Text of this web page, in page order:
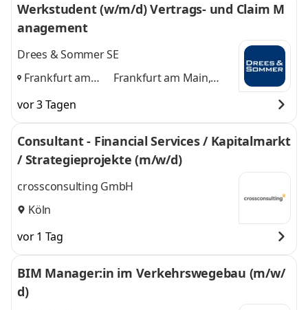
Werkstudent (w/m/d) Vertrags- und Claim M
anagement
Drees & Sommer SE
Frankfurt am
Stuttgart,
Frankfurt am Main,
vor 3 Tagen
Consultant - Financial Services / Kapitalmarkt
/ Strategieprojekte (m/w/d)
crossconsulting GmbH
Köln
vor 1 Tag
BIM Manager:in im Verkehrswegebau (m/w/
d)